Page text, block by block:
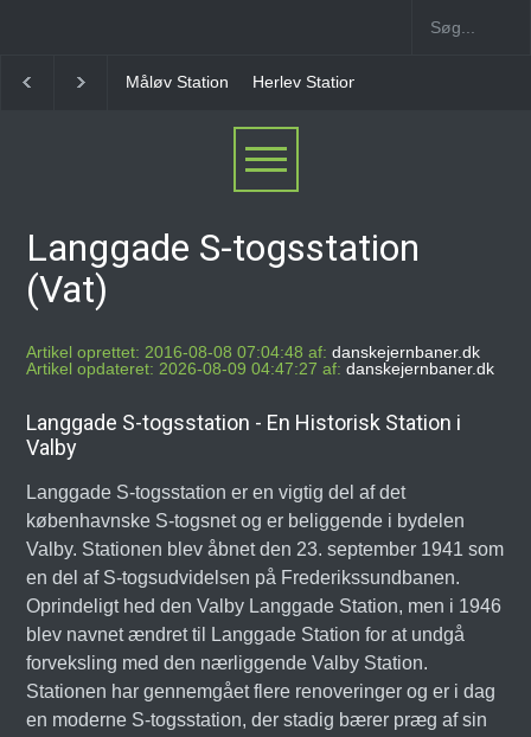
Herlev Station Ballerup Station [1879-1989]
Langgade S-togsstation
(Vat)
Artikel oprettet: 2016-08-08 07:04:48 af: danskejernbaner.dk
Artikel opdateret: 2026-08-09 04:47:27 af: danskejernbaner.dk
Langgade S-togsstation - En Historisk Station i
Valby
Langgade S-togsstation er en vigtig del af det
københavnske S-togsnet og er beliggende i bydelen
Valby. Stationen blev åbnet den 23. september 1941 som
en del af S-togsudvidelsen på Frederikssundbanen.
Oprindeligt hed den Valby Langgade Station, men i 1946
blev navnet ændret til Langgade Station for at undgå
forveksling med den nærliggende Valby Station.
Stationen har gennemgået flere renoveringer og er i dag
en moderne S-togsstation, der stadig bærer præg af sin